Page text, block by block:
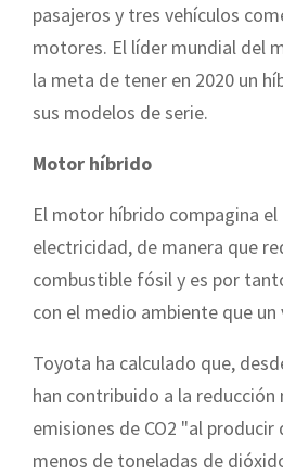
pasajeros y tres vehículos
motores. El líder mundial del
la meta de tener en 2020 un
sus modelos de serie.
Motor híbrido
El motor híbrido compagina el
electricidad, de manera que
combustible fósil y es por
con el medio ambiente que
Toyota ha calculado que,
han contribuido a la reducción
emisiones de CO2 "al producir
menos de toneladas de